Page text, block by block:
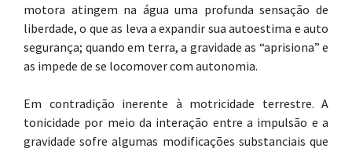
motora atingem na água uma profunda sensação de
liberdade, o que as leva a expandir sua autoestima e auto
segurança; quando em terra, a gravidade as “aprisiona” e
as impede de se locomover com autonomia.
Em contradição inerente à motricidade terrestre. A
tonicidade por meio da interação entre a impulsão e a
gravidade sofre algumas modificações substanciais que